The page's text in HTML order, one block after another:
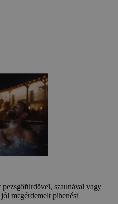
szaunával vagy
megérdemelt pihenést.